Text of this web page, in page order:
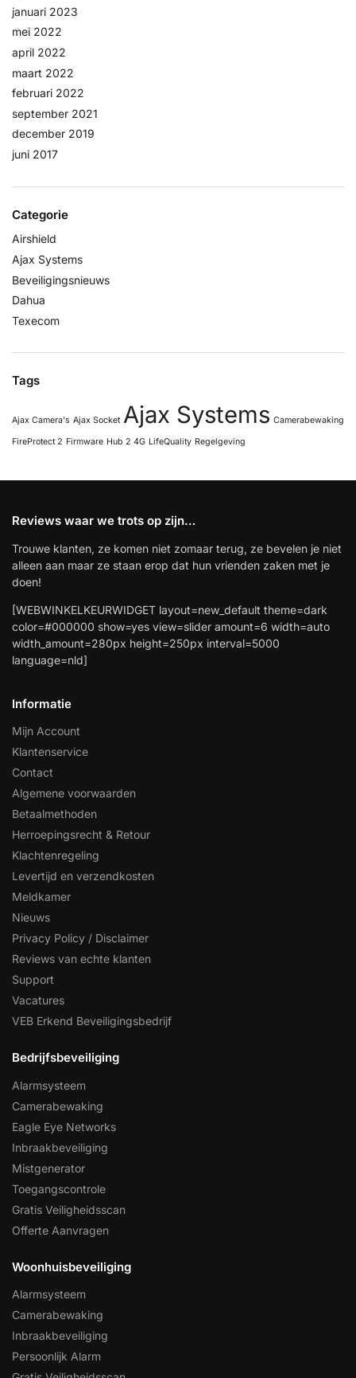
januari 2023
mei 2022
april 2022
maart 2022
februari 2022
september 2021
december 2019
juni 2017
Categorie
Airshield
Ajax Systems
Beveiligingsnieuws
Dahua
Texecom
Tags
Ajax Camera's Ajax Socket Ajax Systems Camerabewaking
FireProtect 2 Firmware Hub 2 4G LifeQuality Regelgeving
Reviews waar we trots op zijn…
Trouwe klanten, ze komen niet zomaar terug, ze bevelen je niet
alleen aan maar ze staan erop dat hun vrienden zaken met je
doen!
[WEBWINKELKEURWIDGET layout=new_default theme=dark
color=#000000 show=yes view=slider amount=6 width=auto
width_amount=280px height=250px interval=5000
language=nld]
Informatie
Mijn Account
Klantenservice
Contact
Algemene voorwaarden
Betaalmethoden
Herroepingsrecht & Retour
Klachtenregeling
Levertijd en verzendkosten
Meldkamer
Nieuws
Privacy Policy / Disclaimer
Reviews van echte klanten
Support
Vacatures
VEB Erkend Beveiligingsbedrijf
Bedrijfsbeveiliging
Alarmsysteem
Camerabewaking
Eagle Eye Networks
Inbraakbeveiliging
Mistgenerator
Toegangscontrole
Gratis Veiligheidsscan
Offerte Aanvragen
Woonhuisbeveiliging
Alarmsysteem
Camerabewaking
Inbraakbeveiliging
Persoonlijk Alarm